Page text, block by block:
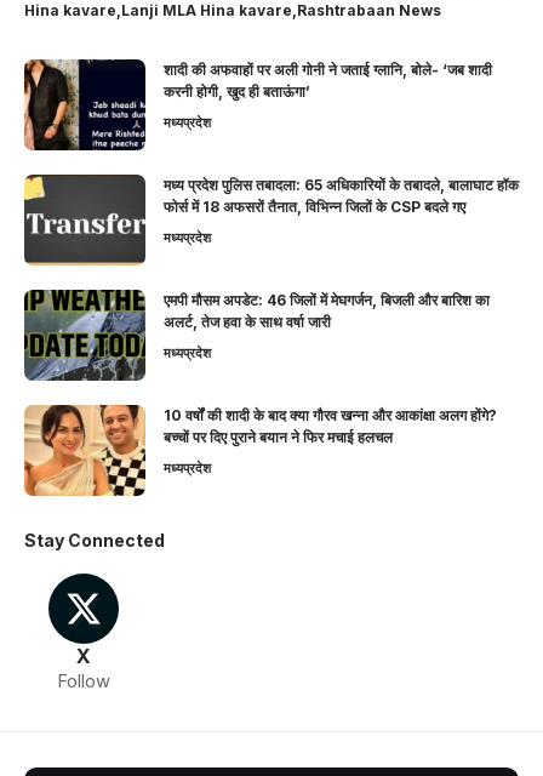
Hina kavare Lanji MLA Hina kavare Rashtrabaan News
शादी की अफवाहों पर अली गोनी ने जताई ग्लानि, बोले- ‘जब शादी
करनी होगी, खुद ही बताऊंगा’
मध्यप्रदेश
मध्य प्रदेश पुलिस तबादला: 65 अधिकारियों के तबादले, बालाघाट हॉक
फोर्स में 18 अफसरों तैनात, विभिन्न जिलों के CSP बदले गए
मध्यप्रदेश
एमपी मौसम अपडेट: 46 जिलों में मेघगर्जन, बिजली और बारिश का
अलर्ट, तेज हवा के साथ वर्षा जारी
मध्यप्रदेश
10 वर्षों की शादी के बाद क्या गौरव खन्ना और आकांक्षा अलग होंगे?
बच्चों पर दिए पुराने बयान ने फिर मचाई हलचल
मध्यप्रदेश
Stay Connected
X
Follow